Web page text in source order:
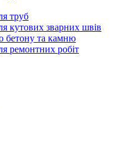
труб
кутових зварних швів
бетону та камню
ремонтних робіт